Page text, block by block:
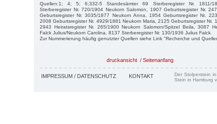
Quellen:1; 4; 5; 6;332-5 Standesämter 69 Sterberegister Nr. 1811/
Sterberegister Nr. 720/1904 Neukorn Salomon, 1907 Geburtsregister Nr.
Geburtsregister Nr. 3035/1877 Neukorn Anna, 1954 Geburtsregister Nr.
2008 Geburtsregister Nr. 4929/1881 Neukorn Maria, 2125 Geburtsregister Nr.
2943 Heiratsregister Nr. 265/1900 Neukorn Salomon/Spitzel Beila, 3087
Falck Julius/Neukorn Carolina, 8137 Sterberegister Nr. 130/1936 Julius Falck.
Zur Nummerierung häufig genutzter Quellen siehe Link "Recherche und
druckansicht / Seitenanfang
IMPRESSUM / DATENSCHUTZ KONTAKT
Der Stolperstein
Stein in Hamburg